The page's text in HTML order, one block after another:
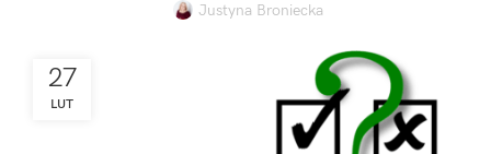
Justyna Broniecka
27
LUT